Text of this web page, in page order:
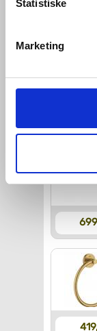
cookies. Ved
tredjeparts
Hvis du
ovenfor nævnte
og fra nedenfor.
dit samtykke,
Du kan se mere
Statistiske
Marketing